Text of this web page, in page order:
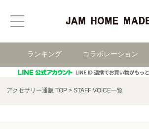
ランキング コラボレーション
アクセサリー通販 TOP STAFF VOICE一覧